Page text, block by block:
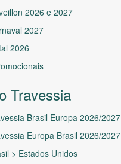
2026 e 2027
2027
2026
Travessia
Brasil Europa 2026/2027
Europa Brasil 2026/2027
> Estados Unidos